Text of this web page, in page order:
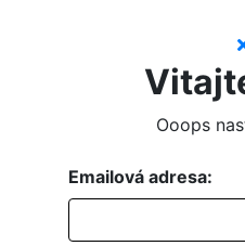
Ooops
Emailová adresa: